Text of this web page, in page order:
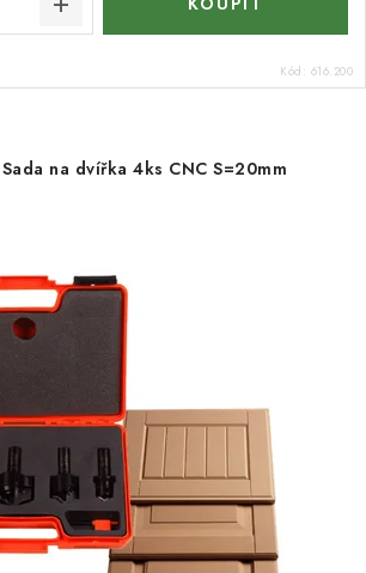
Kód: 616.200
na dvířka 4ks CNC S=20mm